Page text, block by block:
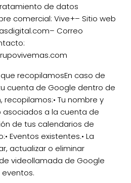
de datos
comercial: Vive+– Sitio web
– Correo
recopilamosEn caso de
cuenta de Google dentro de
recopilamos:• Tu nombre y
a la cuenta de
de tus calendarios de
• Eventos existentes.• La
actualizar o eliminar
de videollamada de Google